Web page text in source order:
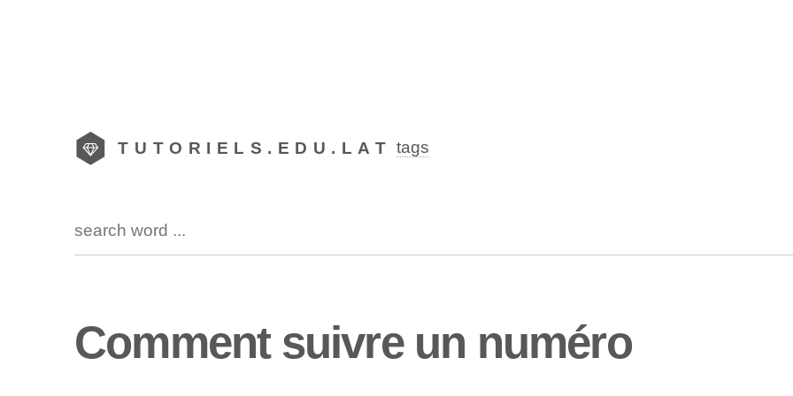
TUTORIELS.EDU.LAT tags
Comment suivre un numéro